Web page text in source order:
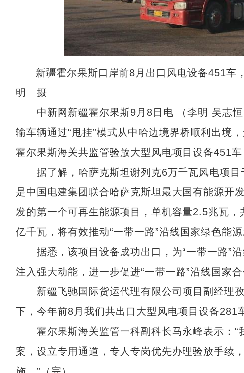
新疆霍尔果斯口岸前8月出口风电设备451
明 摄
中新网新疆霍尔果斯9月8日电 （李明 吴志恒
输车辆通过“甩挂”模式从中哈边境界桥顺利出境
霍尔果斯海关共监管验放大型风电项目设备451车
据了解，哈萨克斯坦谢列克6万千瓦风电项目
是中国电建集团联合哈萨克斯坦最大国有能源开
发的第一个可再生能源项目，单机容量2.5兆瓦
亿千瓦，将有效推动“一带一路”沿线国家绿色能源
据悉，该项目设备成功出口，为“一带一路”沿
注入强大动能，进一步促进“一带一路”沿线国家合
新疆飞驰国际货运代理有限公司项目副经理孜
下，今年前8月我们共出口大型风电项目设备281
霍尔果斯海关监管一科副科长马永峰表示：“
案，设立专用通道，专人专岗优先办理验放手续